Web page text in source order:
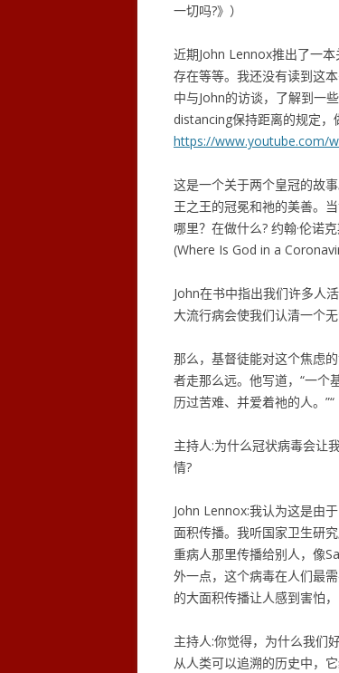
一切吗?》）
近期John Lennox推出了一
存在等等。我还没有读到这
中与John的访谈，了解到一
distancing保持距离的规定，
https://www.youtube.com/
这是一个关于两个皇冠的故
王之王的冠冕和祂的美善。
哪里？在做什么? 约翰·伦诺
(Where Is God in a
John在书中指出我们许多人
大流行病会使我们认清一个
那么，基督徒能对这个焦虑
者走那么远。他写道，“一个
历过苦难、并爱着祂的人。”“
主持人:为什么冠状病毒会让
情?
John Lennox:我认为这是由
面积传播。我听国家卫生研
重病人那里传播给别人，像
外一点，这个病毒在人们最
的大面积传播让人感到害怕
主持人:你觉得，为什么我们
从人类可以追溯的历史中，